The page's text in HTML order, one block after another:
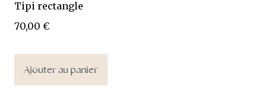
Tipi rectangle
70,00€
Ajouter au panier